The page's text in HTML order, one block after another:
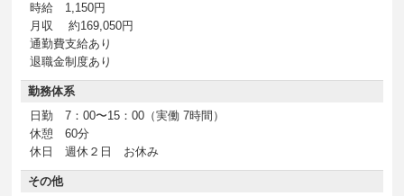
時給 1,150円
月収 約169,050円
通勤費支給あり
退職金制度あり
勤務体系
日勤 7：00〜15：00（実働 7時間）
休憩 60分
休日 週休２日 お休み
その他